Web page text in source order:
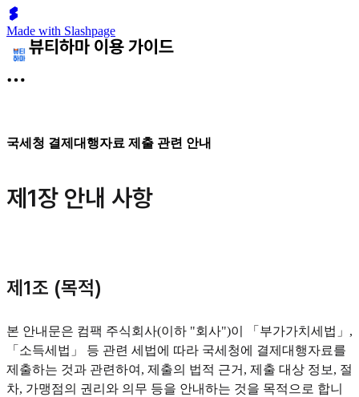
Made with Slashpage
국세청 결제대행자료 제출 관련 안내
제1장 안내 사항
제1조 (목적)
본 안내문은 컴팩 주식회사(이하 "회사")이 「부가가치세법」,
「소득세법」 등 관련 세법에 따라 국세청에 결제대행자료를
제출하는 것과 관련하여, 제출의 법적 근거, 제출 대상 정보, 절
차, 가맹점의 권리와 의무 등을 안내하는 것을 목적으로 합니